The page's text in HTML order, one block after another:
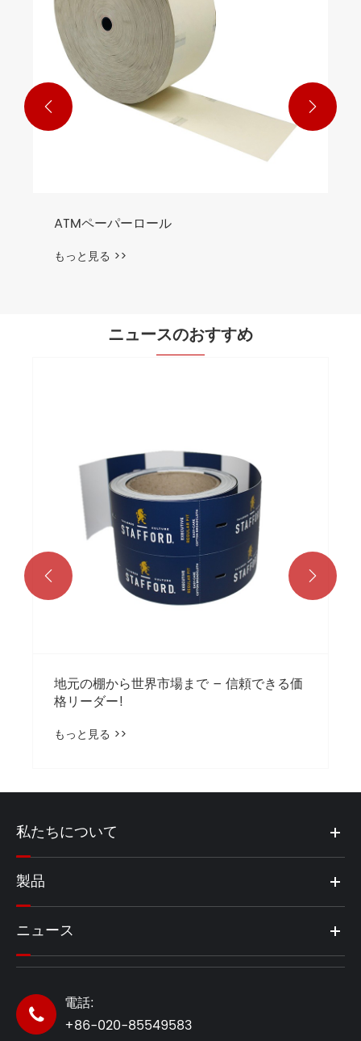
搭乗券のチケット
もっと見る >>
 
ニュースのおすすめ
もっと見る >>
 
私たちについて
製品
ニュース

電話:
+86-020-85549583